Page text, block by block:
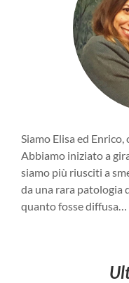
Siamo Elisa ed
Abbiamo iniziato a
siamo più riusciti a
da una rara patologia
quanto fosse diffusa…